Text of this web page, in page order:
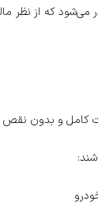
می‌شود که از نظر
کامل و بدون نقص